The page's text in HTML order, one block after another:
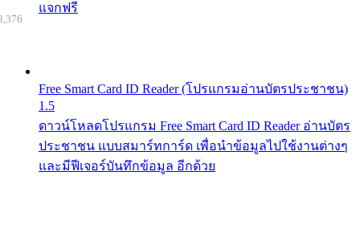
แจกฟรี
Free Smart Card ID Reader (โปรแกรมอ่านบัตรประชาชน)
1.5
ดาวน์โหลดโปรแกรม Free Smart Card ID Reader อ่านบัตร
ประชาชน แบบสมาร์ทการ์ด เพื่อนำข้อมูลไปใช้งานต่างๆ
และมีฟีเจอร์บันทึกข้อมูล อีกด้วย